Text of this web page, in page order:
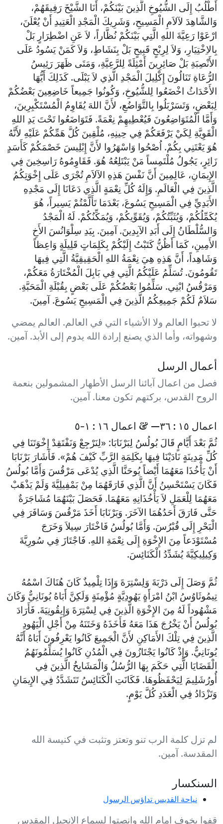
أَطْلُبُ إِلَى الشُّيُوخِ الَّذِينَ بَيْنَكُمْ، أَنَا الشَّيْخَ رَفِيقَهُمْ،
وَالشَّاهِدَ لآلاَمِ الْمَسِيحِ، وَشَرِيكَ الْمَجْدِ الْعَتِيدِ أَنْ يُعْلَنَ،
ارْعَوْا رَعِيَّةَ اللهِ الَّتِي بَيْنَكُمْ نُظَّاراً، لاَ عَنِ اضْطِرَارٍ بَلْ
بِالاِخْتِيَارِ، وَلاَ لِرِبْحٍ قَبِيحٍ بَلْ بِنَشَاطٍ، وَلاَ كَمَنْ يَسُودُ عَلَى
الأَنْصِبَةِ بَلْ صَائِرِينَ أَمْثِلَةً لِلرَّعِيَّةِ، وَمَتَى ظَهَرَ رَئِيسُ
الرُّعَاةِ تَنَالُونَ إِكْلِيلَ الْمَجْدِ الَّذِي لاَ يَبْلَى. كَذَلِكَ أَيُّهَا
الأَحْدَاثُ اخْضَعُوا لِلشُّيُوخِ، وَكُونُوا جَمِيعاً خَاضِعِينَ بَعْضُكُمْ
لِبَعْضٍ، وَتَسَرْبَلُوا بِالتَّوَاضُعِ، لأَنَّ اللهَ يُقَاوِمُ الْمُسْتَكْبِرِينَ،
وَأَمَّا الْمُتَوَاضِعُونَ فَيُعْطِيهِمْ نِعْمَةً. فَتَوَاضَعُوا تَحْتَ يَدِ اللهِ
الْقَوِيَّةِ لِكَيْ يَرْفَعَكُمْ فِي حِينِهِ، مُلْقِينَ كُلَّ هَمِّكُمْ عَلَيْهِ لأَنَّهُ
هُوَ يَعْتَنِي بِكُمْ. اُصْحُوا وَاسْهَرُوا لأَنَّ إِبْلِيسَ خَصْمَكُمْ كَأَسَدٍ
زَائِرٍ، يَجُولُ مُلْتَمِساً مَنْ يَبْتَلِعُهُ هُوَ. فَقَاوِمُوهُ رَاسِخِينَ فِي
الإِيمَانِ، عَالِمِينَ أَنَّ نَفْسَ هَذِهِ الآلاَمِ تُجْرَى عَلَى إِخْوَتِكُمُ
الَّذِينَ فِي الْعَالَمِ. وَإِلَهُ كُلِّ نِعْمَةٍ الَّذِي دَعَانَا إِلَى مَجْدِهِ
الأَبَدِيِّ فِي الْمَسِيحِ يَسُوعَ، بَعْدَمَا تَأَلَّمْتُمْ يَسِيراً، هُوَ
يُكَمِّلُكُمْ، وَيُثَبِّتُكُمْ، وَيُقَوِّيكُمْ، وَيُمَكِّنُكُمْ. لَهُ الْمَجْدُ
وَالسُّلْطَانُ إِلَى أَبَدِ الآبِدِينَ. آمِينَ. بِيَدِ سِلْوَانُسَ الأَخِ
الأَمِينِ، كَمَا أَظُنُّ كَتَبْتُ إِلَيْكُمْ بِكَلِمَاتٍ قَلِيلَةٍ وَاعِظاً
وَشَاهِداً، أَنَّ هَذِهِ هِيَ نِعْمَةُ اللهِ الْحَقِيقِيَّةُ الَّتِي فِيهَا
تَقُومُونَ. تُسَلِّمُ عَلَيْكُمُ الَّتِي فِي بَابِلَ الْمُخْتَارَةُ مَعَكُمْ،
وَمَرْقُسُ ابْنِي. سَلِّمُوا بَعْضُكُمْ عَلَى بَعْضٍ بِقُبْلَةِ الْمَحَبَّةِ.
سَلاَمٌ لَكُمْ جَمِيعِكُمُ الَّذِينَ فِي الْمَسِيحِ يَسُوعَ. آمِينَ.
لا تحبوا العالم ولا الأشياء التي في العالم. العالم يمضي
وشهواته، وأما الذي يصنع إرادة الله يدوم إلى الأبد. آمين.
أعمال الرسل
فصل من اعمال آبائنا الرسل الأطهار المشمولين بنعمة
الروح القدس، بركتهم تكون معنا. آمين.
اعمال ١٥ : ٣٦— & اعمال ١٦ : ١-٥
ثُمَّ بَعْدَ أَيَّامٍ قَالَ بُولُسُ لِبَرْنَابَا: «لِنَرْجِعْ وَنَفْتَقِدْ إِخْوَتَنَا فِي
كُلِّ مَدِينَةٍ نَادَيْنَا فِيهَا بِكَلِمَةِ الرَّبِّ كَيْفَ هُمْ». فَأَشَارَ بَرْنَابَا
أَنْ يَأْخُذَا مَعَهُمَا أَيْضاً يُوحَنَّا الَّذِي يُدْعَى مَرْقُسَ وَأَمَّا بُولُسُ
فَكَانَ يَسْتَحْسِنُ أَنَّ الَّذِي فَارَقَهُمَا مِنْ بَمْفِيلِيَّةَ وَلَمْ يَذْهَبْ
مَعَهُمَا لِلْعَمَلِ لاَ يَأْخُذَانِهِ مَعَهُمَا. فَحَصَلَ بَيْنَهُمَا مُشَاجَرَةٌ
حَتَّى فَارَقَ أَحَدُهُمَا الآخَرَ. وَبَرْنَابَا أَخَذَ مَرْقُسَ وَسَافَرَ فِي
الْبَحْرِ إِلَى قُبْرُسَ. وَأَمَّا بُولُسُ فَاخْتَارَ سِيلاَ وَخَرَجَ
مُسْتَوْدَعاً مِنَ الإِخْوَةِ إِلَى نِعْمَةِ اللهِ. فَاجْتَازَ فِي سُورِيَّةَ
وَكِيلِيكِيَّةَ يُشَدِّدُ الْكَنَائِسَ.
ثُمَّ وَصَلَ إِلَى دَرْبَةَ وَلِسْتِرَةَ وَإِذَا تِلْمِيذٌ كَانَ هُنَاكَ اسْمُهُ
تِيمُوثَاوُسُ ابْنُ امْرَأَةٍ يَهُودِيَّةٍ مُؤْمِنَةٍ وَلَكِنَّ أَبَاهُ يُونَانِيٌّ وَكَانَ
مَشْهُوداً لَهُ مِنَ الإِخْوَةِ الَّذِينَ فِي لِسْتِرَةَ وَإِيقُونِيَةَ. فَأَرَادَ
بُولُسُ أَنْ يَخْرُجَ هَذَا مَعَهُ فَأَخَذَهُ وَخَتَنَهُ مِنْ أَجْلِ الْيَهُودِ
الَّذِينَ فِي تِلْكَ الأَمَاكِنِ لأَنَّ الْجَمِيعَ كَانُوا يَعْرِفُونَ أَبَاهُ أَنَّهُ
يُونَانِيٌّ. وَإِذْ كَانُوا يَجْتَازُونَ فِي الْمُدُنِ كَانُوا يُسَلِّمُونَهُمُ
الْقَضَايَا الَّتِي حَكَمَ بِهَا الرُّسُلُ وَالْمَشَايِخُ الَّذِينَ فِي
أُورُشَلِيمَ لِيَحْفَظُوهَا. فَكَانَتِ الْكَنَائِسُ تَتَشَدَّدُ فِي الإِيمَانِ
وَتَزْدَادُ فِي الْعَدَدِ كُلَّ يَوْمٍ.
لم تزل كلمة الرب تنو وتعتز وتثبت في كنيسة الله
المقدسة. آمين.
السنكسار
نياحة القديس تداؤس الرسول
قفوا بخوف امام الله وانصتوا لسماع الإنجيل المقدس